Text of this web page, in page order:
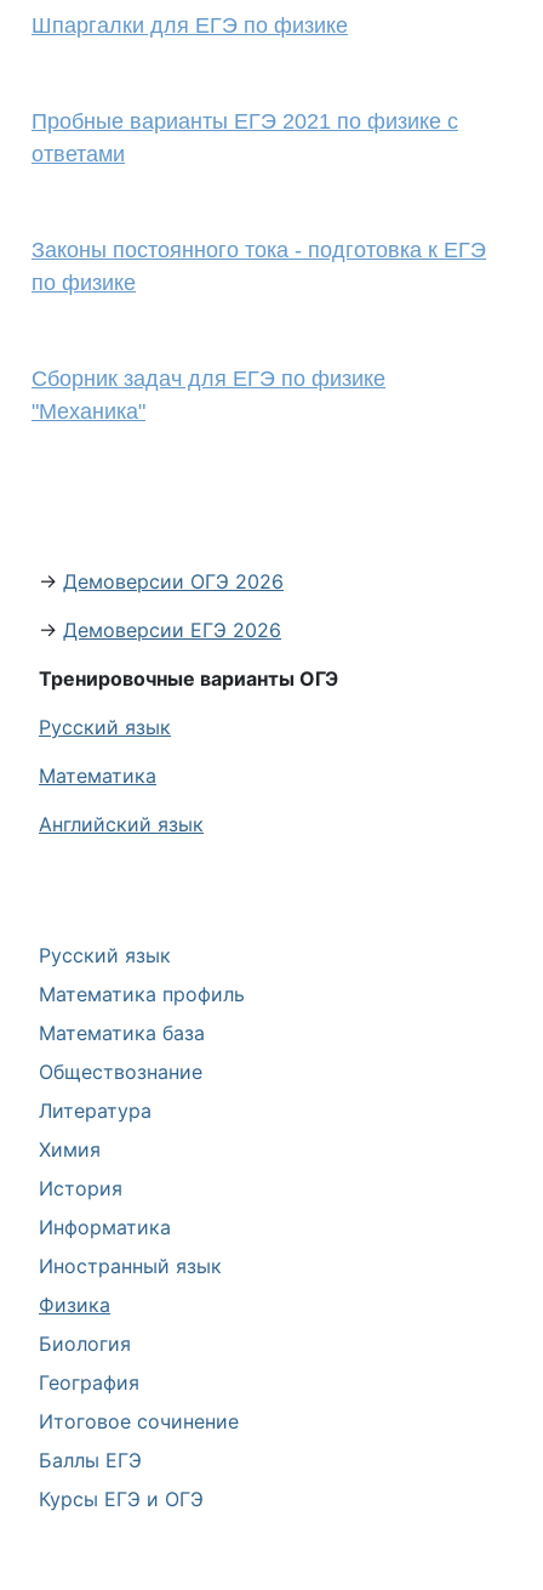
Русский язык
Математика профиль
Математика база
Обществознание
Литература
Химия
История
Информатика
Иностранный язык
Физика
Биология
География
Итоговое сочинение
Баллы ЕГЭ
Курсы ЕГЭ и ОГЭ
Шпаргалки для ЕГЭ по физике
Пробные варианты ЕГЭ 2021 по физике с
ответами
Законы постоянного тока - подготовка к ЕГЭ
по физике
Сборник задач для ЕГЭ по физике
"Механика"
→ Демоверсии ОГЭ 2026
→ Демоверсии ЕГЭ 2026
Тренировочные варианты ОГЭ
Русский язык
Математика
Английский язык